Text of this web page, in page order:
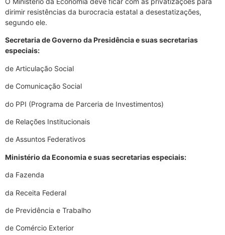
dirimir resistências da burocracia estatal a desestatizações,
segundo ele.
Secretaria de Governo da Presidência e suas secretarias
especiais:
de Articulação Social
de Comunicação Social
do PPI (Programa de Parceria de Investimentos)
de Relações Institucionais
de Assuntos Federativos
Ministério da Economia e suas secretarias especiais:
da Fazenda
da Receita Federal
de Previdência e Trabalho
de Comércio Exterior